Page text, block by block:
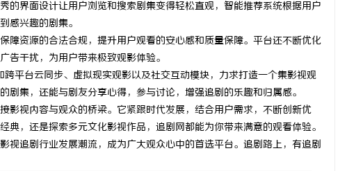
的界面设计让用户浏览和搜索剧集变得轻松直观，智能推荐系统根据用户
感兴趣的剧集。
障资源的合法合规，提升用户观看的安心感和质量保障。平台还不断优化
告干扰，为用户带来极致观影体验。
平台云同步、虚拟现实观影以及社交互动模块，力求打造一个集影视观
集，还能与剧友分享心得，参与讨论，增强追剧的乐趣和归属感。
影视内容与观众的桥梁。它紧跟时代发展，结合用户需求，不断创新优
，还是探索多元文化影视作品，追剧网都能为你带来满意的观看体验。
视追剧行业发展潮流，成为广大观众心中的首选平台。追剧路上，有追剧